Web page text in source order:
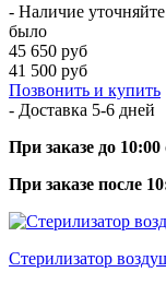
- Наличие уточняйте
было
45 650 руб
41 500 руб
Позвонить и купить
- Доставка 5-6 дней
При заказе до 10:00
При заказе после
Стерилизатор